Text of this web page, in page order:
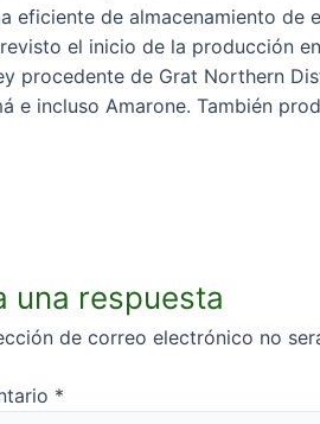
eficiente de almacenamiento de
el inicio de la producción
procedente de Grat Northern
e incluso Amarone. También
una respuesta
de correo electrónico no
*